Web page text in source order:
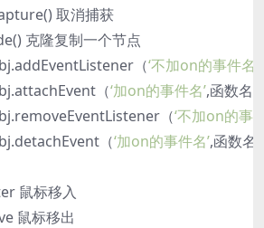
取消捕获
克隆复制一个节点
（‘不加on的事件名’
（‘加on的事件名’,函数名
（‘不加on的事
（‘加on的事件名’,函数名
鼠标移入
鼠标移出